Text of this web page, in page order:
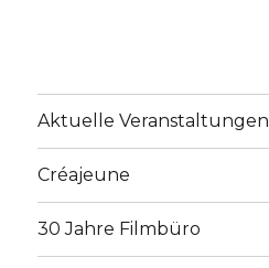
Aktuelle Veranstaltungen
Créajeune
30 Jahre Filmbüro